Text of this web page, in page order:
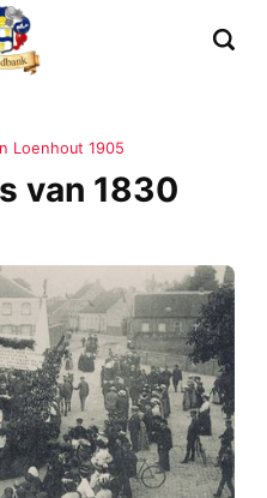
Loenhout 1905
van 1830